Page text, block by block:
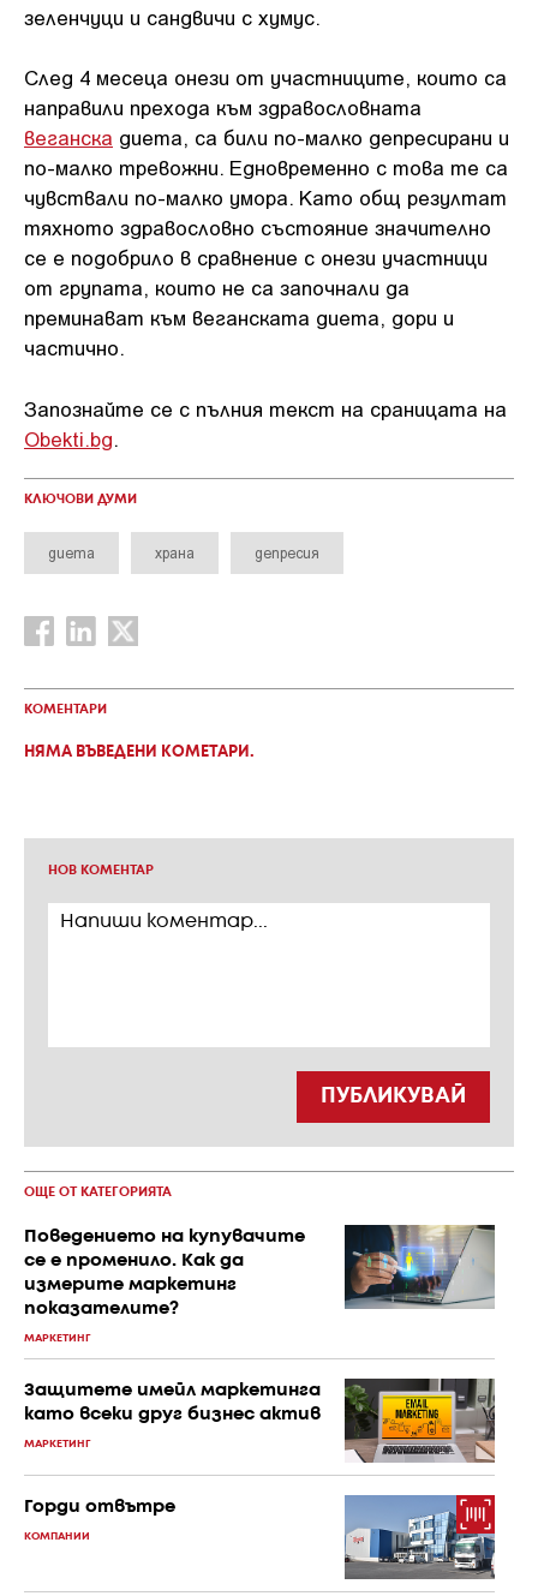
зеленчуци и сандвичи с хумус.
След 4 месеца онези от участниците, които са
направили прехода към здравословната
веганска диета, са били по-малко депресирани и
по-малко тревожни. Едновременно с това те са
чувствали по-малко умора. Като общ резултат
тяхното здравословно състояние значително
се е подобрило в сравнение с онези участници
от групата, които не са започнали да
преминават към веганската диета, дори и
частично.
Запознайте се с пълния текст на сраницата на
Obekti.bg
КЛЮЧОВИ ДУМИ
диета храна депресия
КОМЕНТАРИ
НЯМА ВЪВЕДЕНИ КОМЕТАРИ.
НОВ КОМЕНТАР
ПУБЛИКУВАЙ
ОЩЕ ОТ КАТЕГОРИЯТА
Поведението на купувачите
се е променило. Как да
измерите маркетинг
показателите?
МАРКЕТИНГ
Защитете имейл маркетинга
като всеки друг бизнес актив
МАРКЕТИНГ
Горди отвътре
КОМПАНИИ